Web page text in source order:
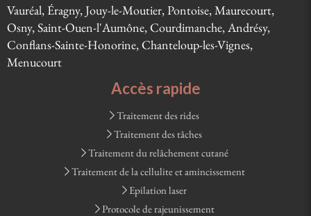
Vauréal, Éragny, Jouy-le-Moutier, Pontoise, Maurecourt,
Osny, Saint-Ouen-l'Aumône, Courdimanche, Andrésy,
Conflans-Sainte-Honorine, Chanteloup-les-Vignes,
Menucourt
Accès rapide
Traitement des rides
Traitement des tâches
Traitement du relâchement cutané
Traitement de la cellulite et amincissement
Epilation laser
Protocole de rajeunissement